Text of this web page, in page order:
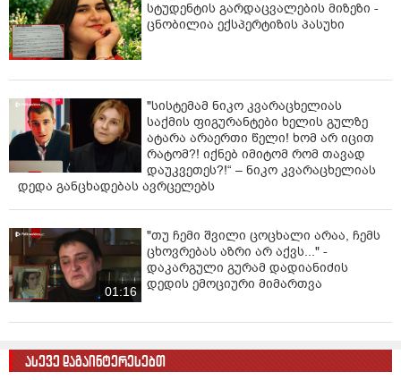
სტუდენტის გარდაცვალების მიზეზი -
ცნობილია ექსპერტიზის პასუხი
"სისტემამ ნიკო კვარაცხელიას
საქმის ფიგურანტები ხელის გულზე
ატარა არაერთი წელი! ხომ არ იცით
რატომ?! იქნებ იმიტომ რომ თავად
დაუკვეთეს?!“ – ნიკო კვარაცხელიას
დედა განცხადებას ავრცელებს
01:16
"თუ ჩემი შვილი ცოცხალი არაა, ჩემს
ცხოვრებას აზრი არ აქვს..." -
დაკარგული გურამ დადიანიძის
დედის ემოციური მიმართვა
ასევე დაგაინტერესებთ